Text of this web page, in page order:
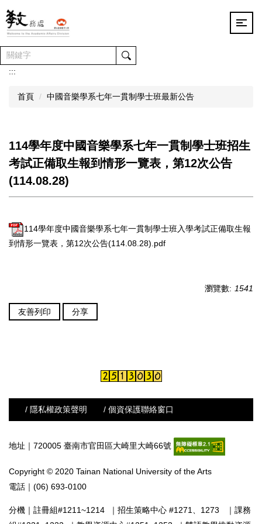
跳
到
主
要
內
容
:::
首頁 中國音樂學系七年一貫制學士班最新公告
114學年度中國音樂學系七年一貫制學士班招生
考試正備取生報到情形一覽表，第12次公告
(114.08.28)
114學年度中國音樂學系七年一貫制學士班入學考試正備取生報
到情形一覽表，第12次公告(114.08.28).pdf
瀏覽數: 1541
友善列印 分享
/ 隱私權政策聲明 / 個資保護聯絡窗口
地址｜720005 臺南市官田區大崎里大崎66號
Copyright © 2020 Tainan National University of the Arts
電話｜(06) 693-0100
分機｜ 註冊組#1211~1214 ｜ 招生策略中心 #1271、1273 ｜ 課務